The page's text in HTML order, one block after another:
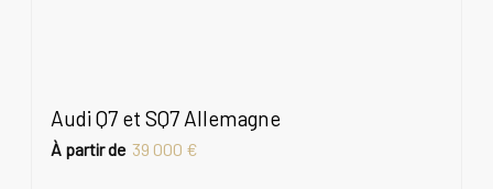
Audi Q7 et SQ7 Allemagne
À partir de 39 000 €